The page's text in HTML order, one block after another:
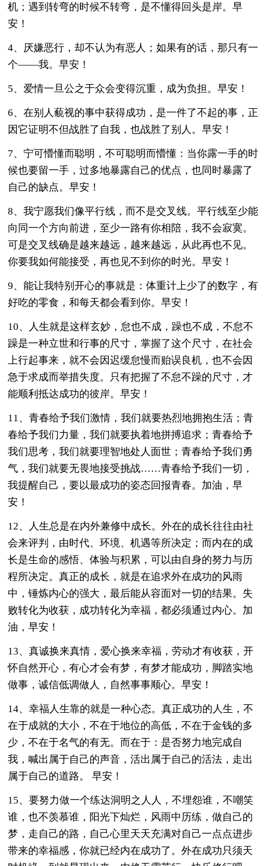
机；遇到转弯的时候不转弯，是不懂得回头是岸。早
安！
4、厌嫌恶行，却不认为有恶人；如果有的话，那只有一
个——我。早安！
5、爱情一旦公之于众会变得沉重，成为负担。早安！
6、在别人藐视的事中获得成功，是一件了不起的事，正
因它证明不但战胜了自我，也战胜了别人。早安！
7、宁可懵懂而聪明，不可聪明而懵懂：当你露一手的时
候也要留一手，过多地暴露自己的优点，也同时暴露了
自己的缺点。早安！
8、我宁愿我们像平行线，而不是交叉线。平行线至少能
向同一个方向前进，至少一路有你相陪，我不会寂寞。
可是交叉线确是越来越远，越来越远，从此再也不见。
你要我如何能接受，再也见不到你的时光。早安！
9、能让我特别开心的事就是：体重计上少了的数字，有
好吃的零食，和每天都会看到你。早安！
10、人生就是这样玄妙，怠也不成，躁也不成，不怠不
躁是一种立世和行事的尺寸，掌握了这个尺寸，在社会
上行起事来，就不会因迟缓怠慢而贻误良机，也不会因
急于求成而举措失度。只有把握了不怠不躁的尺寸，才
能顺利抵达成功的彼岸。早安！
11、青春给予我们激情，我们就要热烈地拥抱生活；青
春给予我们力量，我们就要执着地拼搏追求；青春给予
我们思考，我们就要理智地处人面世；青春给予我们勇
气，我们就要无畏地接受挑战……青春给予我们一切，
我提醒自己，要以最成功的姿态回报青春。加油，早
安！
12、人生总是在内外兼修中成长。外在的成长往往由社
会来评判，由时代、环境、机遇等所决定；而内在的成
长是生命的感悟、体验与积累，可以由自身的努力与历
程所决定。真正的成长，就是在追求外在成功的风雨
中，锤炼内心的强大，最后能从容面对一切的结果。失
败转化为收获，成功转化为幸福，都必须通过内心。加
油，早安！
13、真诚换来真情，爱心换来幸福，劳动才有收获，开
怀自然开心，有心才会有梦，有梦才能成功，脚踏实地
做事，诚信低调做人，自然事事顺心。早安！
14、幸福人生靠的就是一种心态。真正成功的人生，不
在于成就的大小，不在于地位的高低，不在于金钱的多
少，不在于名气的有无。而在于：是否努力地完成自
我，喊出属于自己的声音，活出属于自己的活法，走出
属于自己的道路。 早安！
15、要努力做一个练达洞明之人人，不埋怨谁，不嘲笑
谁，也不羡慕谁，阳光下灿烂，风雨中历练，做自己的
梦，走自己的路，自己心里天天充满对自己一点点进步
带来的幸福感，你就已经内在成功了。外在成功只须天